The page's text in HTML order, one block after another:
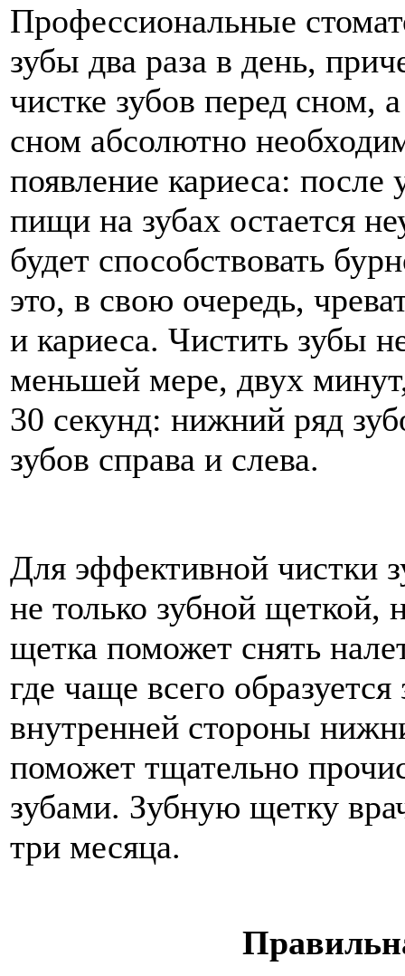
Профессиональные
зубы два раза в день,
чистке зубов перед сном,
сном абсолютно
появление кариеса: после
пищи на зубах остается
будет способствовать
это, в свою очередь,
и кариеса. Чистить зубы
меньшей мере, двух
30 секунд: нижний ряд
зубов справа и слева.
Для эффективной чистки
не только зубной щеткой,
щетка поможет снять
где чаще всего
внутренней стороны
поможет тщательно
зубами. Зубную щетку
три месяца.